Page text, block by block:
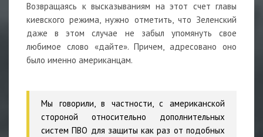
Возвращаясь к высказываниям на этот счет главы
киевского режима, нужно отметить, что Зеленский
даже в этом случае не забыл упомянуть свое
любимое слово «дайте». Причем, адресовано оно
было именно американцам.
Мы говорили, в частности, с американской
стороной относительно дополнительных
систем ПВО для защиты как раз от подобных